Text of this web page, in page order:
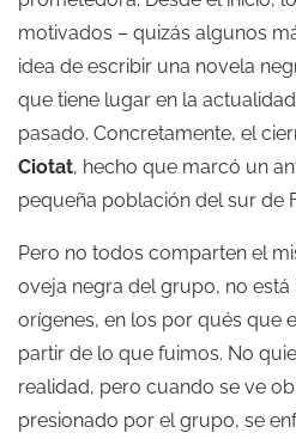
motivados – quizás algunos
idea de escribir una novela
que tiene lugar en la
pasado. Concretamente, el
Ciotat, hecho que marcó un
pequeña población del sur de
Pero no todos comparten el
oveja negra del grupo, no está
orígenes, en los por qués que
partir de lo que fuimos. No
realidad, pero cuando se ve
presionado por el grupo, se